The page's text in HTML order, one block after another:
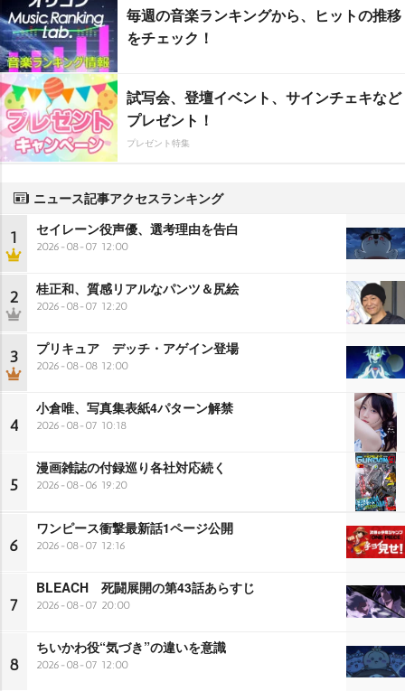
毎週の音楽ランキングから、ヒットの推移
をチェック！
試写会、登壇イベント、サインチェキなど
プレゼント！
プレゼント特集
ニュース記事アクセスランキング
1 セイレーン役声優、選考理由を告白
2026-08-07 12:00
2 桂正和、質感リアルなパンツ＆尻絵
2026-08-07 12:20
3 プリキュア デッチ・アゲイン登場
2026-08-08 12:00
4
小倉唯、写真集表紙4パターン解禁
2026-08-07 10:18
5
漫画雑誌の付録巡り各社対応続く
2026-08-06 19:20
6
ワンピース衝撃最新話1ページ公開
2026-08-07 12:16
7
BLEACH 死闘展開の第43話あらすじ
2026-08-07 20:00
8
ちいかわ役“気づき”の違いを意識
2026-08-07 12:00